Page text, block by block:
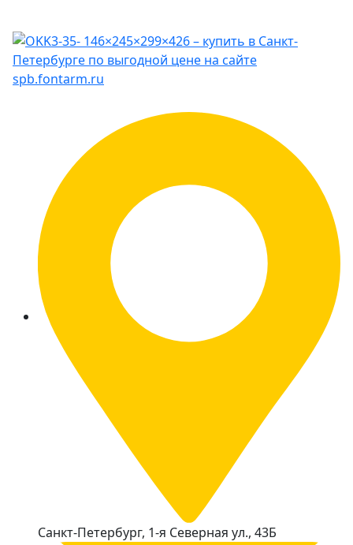
Санкт-Петербург, 1-я Северная ул., 43Б